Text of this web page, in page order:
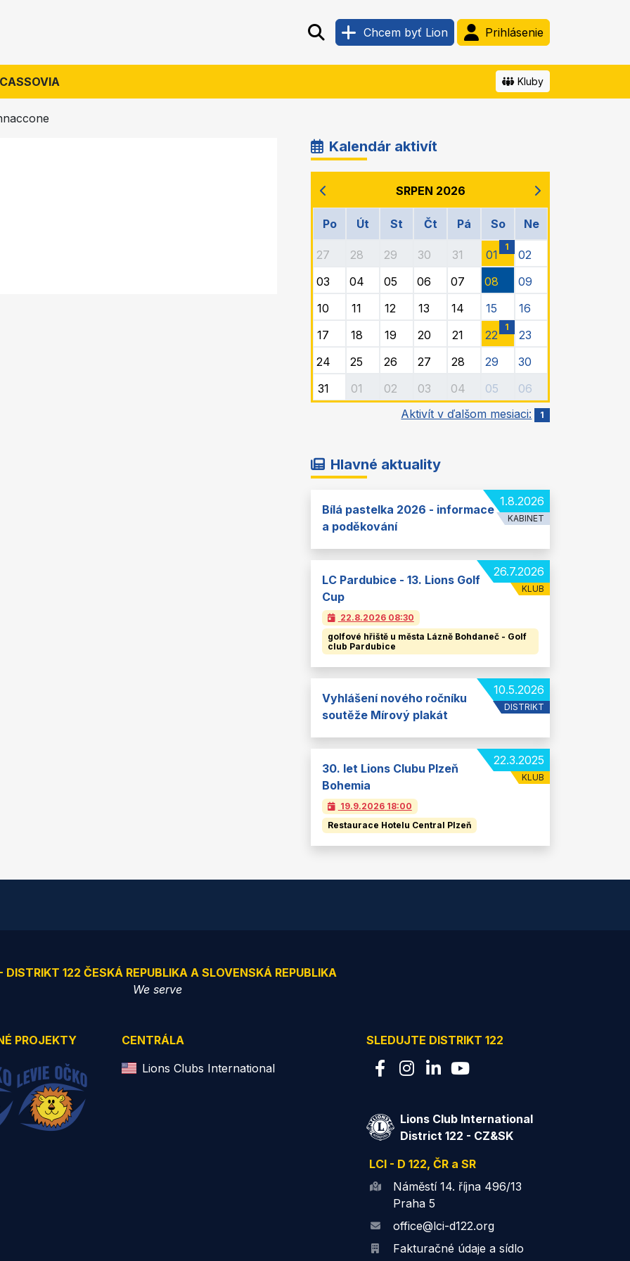
Chcem byť Lion Prihlásenie
Kluby
Kalendár aktivít
SRPEN 2026
Po Út St Čt Pá So Ne
27 28 29 30 31 01
1
02
03
04 05 06 07 08
09
10
11 12 13 14 15
16
17
18 19 20 21 22
1
23
24
25 26 27 28 29
30
31
01 02 03 04 05
06
Aktivít v ďalšom mesiaci:
1
Hlavné aktuality
1.8.2026
KABINET
Bílá pastelka 2026 - informace
a poděkování
26.7.2026
KLUB
LC Pardubice - 13. Lions Golf
Cup
22.8.2026 08:30
golfové hřiště u města Lázně Bohdaneč - Golf
club Pardubice
10.5.2026
DISTRIKT
Vyhlášení nového ročníku
soutěže Mírový plakát
22.3.2025
KLUB
30. let Lions Clubu Plzeň
Bohemia
19.9.2026 18:00
Restaurace Hotelu Central Plzeň
DISTRIKT 122 ČESKÁ REPUBLIKA A SLOVENSKÁ REPUBLIKA
We serve
PROJEKTY
CENTRÁLA
Lions Clubs International
SLEDUJTE DISTRIKT 122
Lions Club International
District 122 - CZ&SK
LCI - D 122, ČR a SR
Náměstí 14. října 496/13
Praha 5
office@lci-d122.org
Fakturačné údaje a sídlo